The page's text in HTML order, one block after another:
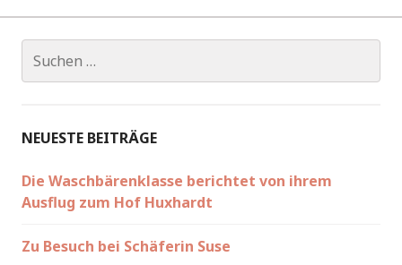
nach:
NEUESTE BEITRÄGE
Die Waschbärenklasse berichtet von ihrem
Ausflug zum Hof Huxhardt
Zu Besuch bei Schäferin Suse